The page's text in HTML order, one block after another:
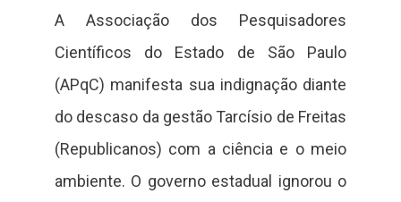
A Associação dos Pesquisadores
Científicos do Estado de São Paulo
(APqC) manifesta sua indignação diante
do descaso da gestão Tarcísio de Freitas
(Republicanos) com a ciência e o meio
ambiente. O governo estadual ignorou o